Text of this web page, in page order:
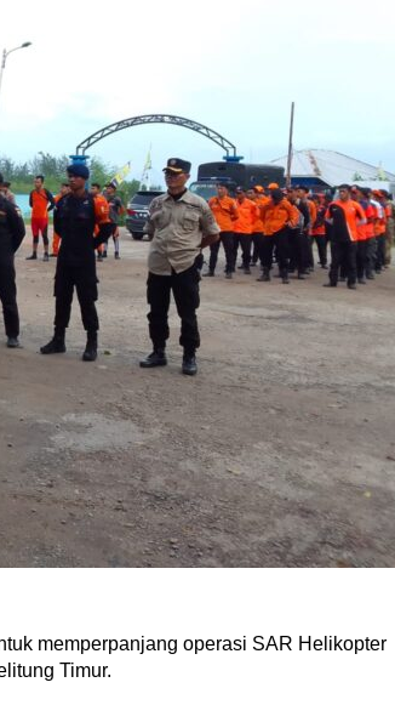
memperpanjang operasi SAR Helikopter
Timur.